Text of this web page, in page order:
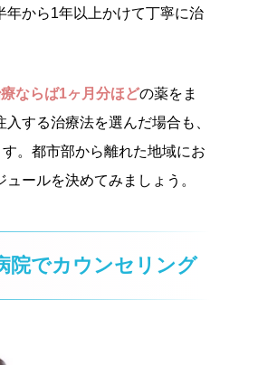
年から1年以上かけて丁寧に治
ならば1ヶ月分ほどの薬をま
する治療法を選んだ場合も、
。都市部から離れた地域にお
ールを決めてみましょう。
院でカウンセリング